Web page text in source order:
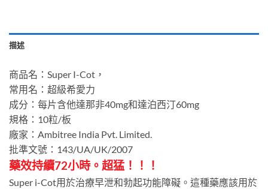
描述
商品名：Super I-Cot，
常用名：超級希愛力
成分：每片含他達那非40mg和達泊西汀60mg
規格：10粒/板
廠家：Ambitree India Pvt. Limited.
批準文號：143/UA/UK/2007
藥效持續72小時。超猛！！！
Super i-Cot用於治療早泄和勃起功能障礙。這種藥應該用於